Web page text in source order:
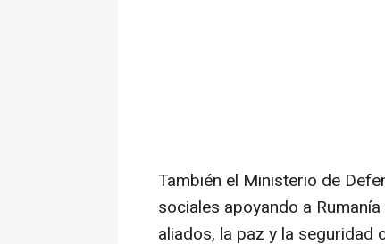
También el Ministerio de
sociales apoyando a
aliados, la paz y la seguridad